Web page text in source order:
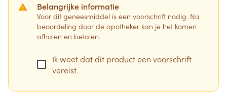
Belangrijke informatie
Voor dit geneesmiddel is een voorschrift nodig. Na
beoordeling door de apotheker kan je het komen
afhalen en betalen.
Ik weet dat dit product een voorschrift
vereist.